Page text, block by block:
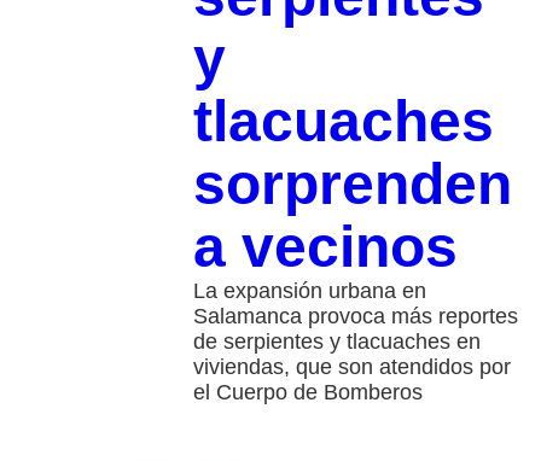
y
tlacuaches
sorprenden
a vecinos
La expansión urbana en
Salamanca provoca más reportes
de serpientes y tlacuaches en
viviendas, que son atendidos por
el Cuerpo de Bomberos